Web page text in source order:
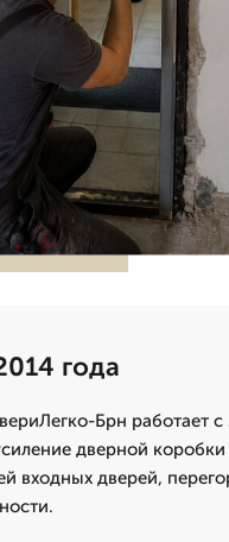
года
Брн работает с
дверной коробки
входных дверей,